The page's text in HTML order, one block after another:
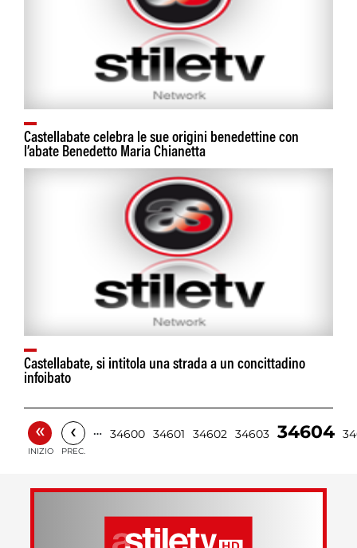
Castellabate celebra le sue origini benedettine con
l’abate Benedetto Maria Chianetta
Castellabate, si intitola una strada a un concittadino
infoibato
«
INIZIO
‹
PREC.
… 34600 34601 34602 34603 34604